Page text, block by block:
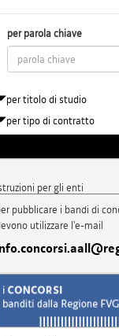
per parola chiave
per titolo di studio
per tipo di contratto
per gli enti
pubblicare i bandi di
utilizzare l'e-mail